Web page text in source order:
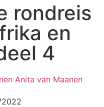
rondreis
en
4
Anita van Maanen